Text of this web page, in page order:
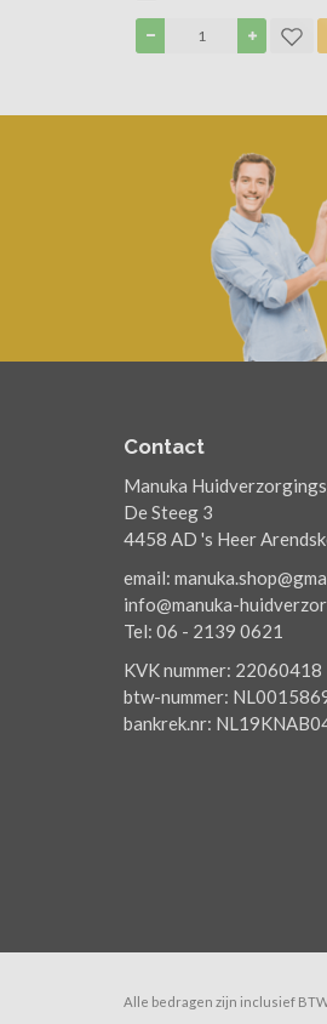
Contact
Manuka
De Steeg 3
4458 AD 's Heer
email:
info@manuka-
Tel: 06 - 2139 0621
KVK nummer: 22060418
btw-nummer:
bankrek.nr:
Alle bedragen zijn inclusief